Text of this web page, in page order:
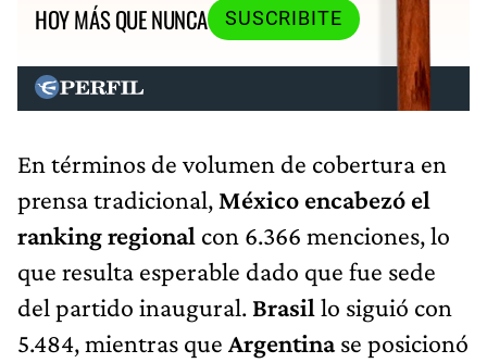
HOY MÁS QUE NUNCA
SUSCRIBITE
En términos de volumen de cobertura en
prensa tradicional, México encabezó el
ranking regional con 6.366 menciones, lo
que resulta esperable dado que fue sede
del partido inaugural. Brasil lo siguió con
5.484, mientras que Argentinase posicionó